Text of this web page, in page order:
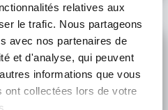
relatives aux
le trafic. Nous partageons
avec nos partenaires de
et d'analyse, qui peuvent
informations que vous
ont collectées lors de votre
mentales
des images, des sons, des
représentation fait évoluer